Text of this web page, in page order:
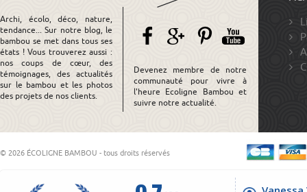
Archi, écolo, déco, nature,
tendance... Sur notre blog, le
bambou se met dans tous ses
états ! Vous trouverez aussi :
nos coups de cœur, des
témoignages, des actualités
sur le bambou et les photos
des projets de nos clients.
Devenez membre de notre
communauté pour vivre à
l'heure Ecoligne Bambou et
suivre notre actualité.
© 2026 ÉCOLIGNE BAMBOU - tous droits réservés